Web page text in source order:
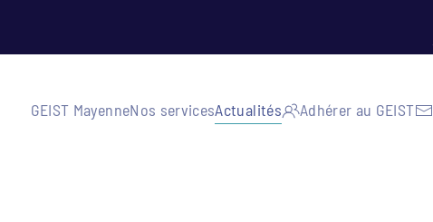
GEIST MayenneNos servicesActualités Adhérer au GEIST